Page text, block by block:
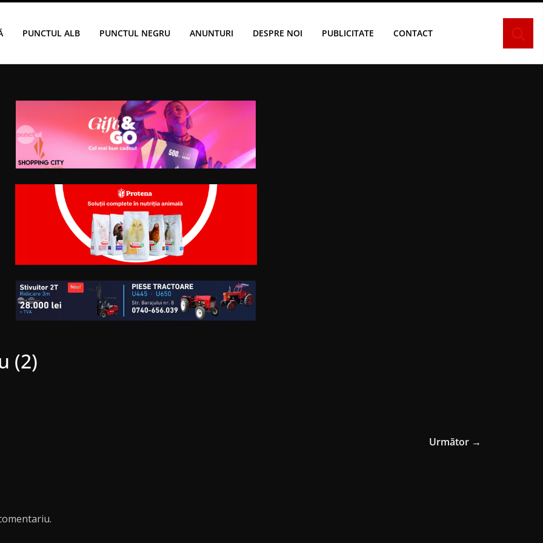
PUNCTUL ALB PUNCTUL NEGRU ANUNTURI DESPRE NOI PUBLICITATE CONTACT
(2)
Următor →